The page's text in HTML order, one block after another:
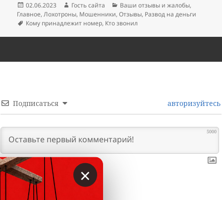
Опубликовано
02.06.2023 Автор
Гость сайта Рубрики
Ваши отзывы и жалобы,
Главное,Лохотроны, Мошенники,Отзывы, Развод на деньги
Метки
Кому принадлежит номер, Кто звонил
Подписаться авторизуйтесь
5000
КОММЕНТАРИИ
×